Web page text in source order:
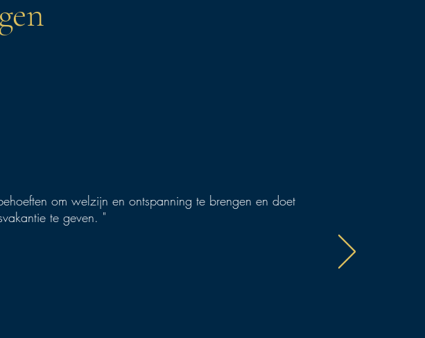
om welzijn en ontspanning te brengen en doet
te geven. "